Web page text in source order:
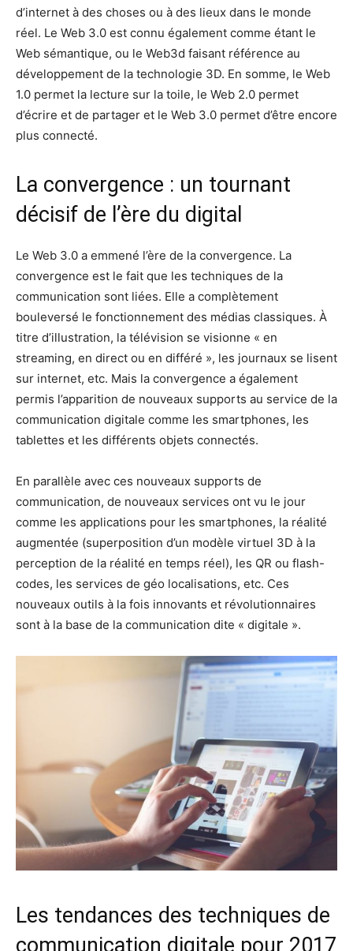
d’internet à des choses ou à des lieux dans le monde
réel. Le Web 3.0 est connu également comme étant le
Web sémantique, ou le Web3d faisant référence au
développement de la technologie 3D. En somme, le Web
1.0 permet la lecture sur la toile, le Web 2.0 permet
d’écrire et de partager et le Web 3.0 permet d’être encore
plus connecté.
La convergence : un tournant
décisif de l’ère du digital
Le Web 3.0 a emmené l’ère de la convergence. La
convergence est le fait que les techniques de la
communication sont liées. Elle a complètement
bouleversé le fonctionnement des médias classiques. À
titre d’illustration, la télévision se visionne « en
streaming, en direct ou en différé », les journaux se lisent
sur internet, etc. Mais la convergence a également
permis l’apparition de nouveaux supports au service de la
communication digitale comme les smartphones, les
tablettes et les différents objets connectés.
En parallèle avec ces nouveaux supports de
communication, de nouveaux services ont vu le jour
comme les applications pour les smartphones, la réalité
augmentée (superposition d’un modèle virtuel 3D à la
perception de la réalité en temps réel), les QR ou flash-
codes, les services de géo localisations, etc. Ces
nouveaux outils à la fois innovants et révolutionnaires
sont à la base de la communication dite « digitale ».
Les tendances des techniques de
communication digitale pour 2017